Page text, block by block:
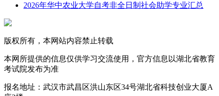
2026年华中农业大学自考非全日制社会助学专业汇总
版权所有，本网站内容禁止转载
本网所提供的信息仅供学习交流使用，官方信息以湖北省教育
考试院发布为准
报名地址：武汉市武昌区洪山东区34号湖北省科技创业大厦A